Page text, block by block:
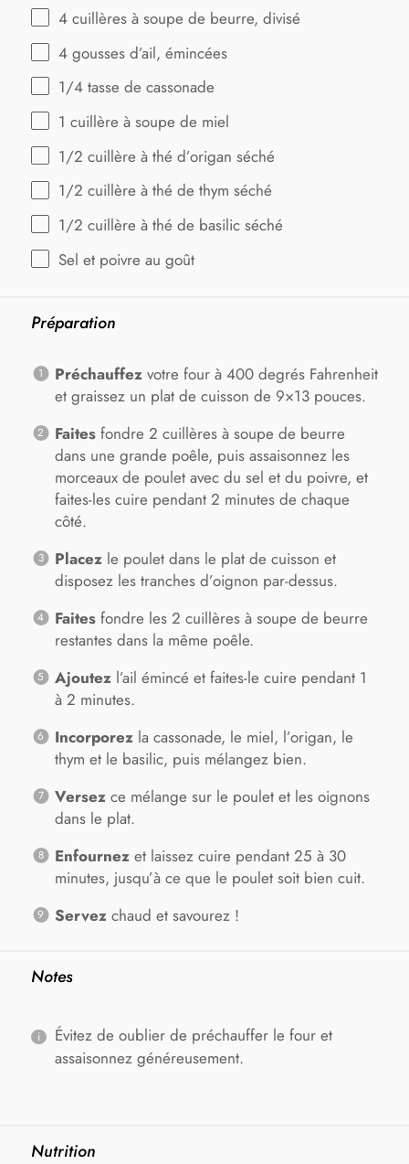
4 cuillères à soupe de beurre, divisé
4 gousses d’ail, émincées
1/4 tasse de cassonade
1 cuillère à soupe de miel
1/2 cuillère à thé d’origan séché
1/2 cuillère à thé de thym séché
1/2 cuillère à thé de basilic séché
Sel et poivre au goût
Préparation
Préchauffezvotre four à 400 degrés Fahrenheit
et graissez un plat de cuisson de 9×13 pouces.
Faitesfondre 2 cuillères à soupe de beurre
dans une grande poêle, puis assaisonnez les
morceaux de poulet avec du sel et du poivre, et
faites-les cuire pendant 2 minutes de chaque
côté.
Placezle poulet dans le plat de cuisson et
disposez les tranches d’oignon par-dessus.
Faitesfondre les 2 cuillères à soupe de beurre
restantes dans la même poêle.
Ajoutezl’ail émincé et faites-le cuire pendant 1
à 2 minutes.
Incorporezla cassonade, le miel, l’origan, le
thym et le basilic, puis mélangez bien.
Versezce mélange sur le poulet et les oignons
dans le plat.
Enfournezet laissez cuire pendant 25 à 30
minutes, jusqu’à ce que le poulet soit bien cuit.
Servezchaud et savourez !
Notes
Évitez de oublier de préchauffer le four et
assaisonnez généreusement.
Nutrition